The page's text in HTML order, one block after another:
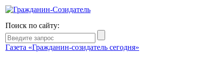
Поиск по сайту:
Газета «Гражданин-созидатель сегодня»